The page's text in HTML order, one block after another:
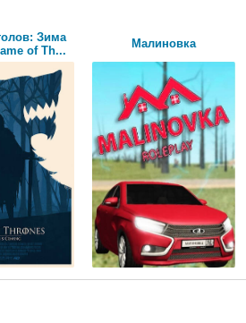
Зима
of Th...
Малиновка